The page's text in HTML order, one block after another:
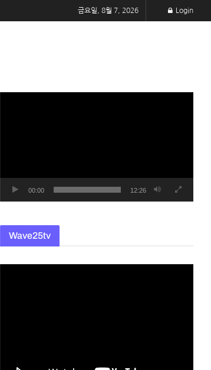
금요일, 8월 7, 2026 Login
00:00 12:26
Wave25tv